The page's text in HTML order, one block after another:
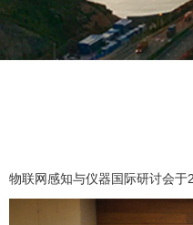
物联网感知与仪器国际研讨会于